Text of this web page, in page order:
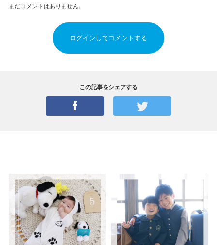
まだコメントはありません。
ログインしてコメントする
この記事をシェアする